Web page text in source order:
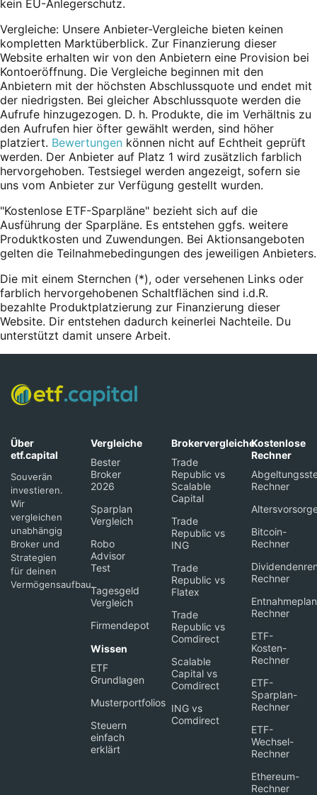
kein EU-Anlegerschutz.
Vergleiche: Unsere Anbieter-Vergleiche bieten keinen
kompletten Marktüberblick. Zur Finanzierung dieser
Website erhalten wir von den Anbietern eine Provision bei
Kontoeröffnung. Die Vergleiche beginnen mit den
Anbietern mit der höchsten Abschlussquote und endet mit
der niedrigsten. Bei gleicher Abschlussquote werden die
Aufrufe hinzugezogen. D. h. Produkte, die im Verhältnis zu
den Aufrufen hier öfter gewählt werden, sind höher
platziert. Bewertungen können nicht auf Echtheit geprüft
werden. Der Anbieter auf Platz 1 wird zusätzlich farblich
hervorgehoben. Testsiegel werden angezeigt, sofern sie
uns vom Anbieter zur Verfügung gestellt wurden.
"Kostenlose ETF-Sparpläne" bezieht sich auf die
Ausführung der Sparpläne. Es entstehen ggfs. weitere
Produktkosten und Zuwendungen. Bei Aktionsangeboten
gelten die Teilnahmebedingungen des jeweiligen Anbieters.
Die mit einem Sternchen (*), oder versehenen Links oder
farblich hervorgehobenen Schaltflächen sind i.d.R.
bezahlte Produktplatzierung zur Finanzierung dieser
Website. Dir entstehen dadurch keinerlei Nachteile. Du
unterstützt damit unsere Arbeit.
Über
etf.capital
Souverän
investieren.
Wir
vergleichen
unabhängig
Broker und
Strategien
für deinen
Vermögensaufbau.
Vergleiche
Bester
Broker
2026
Sparplan
Vergleich
Robo
Advisor
Test
Tagesgeld
Vergleich
Firmendepot
Wissen
ETF
Grundlagen
Musterportfolios
Steuern
einfach
erklärt
Brokervergleiche
Trade
Republic vs
Scalable
Capital
Trade
Republic vs
ING
Trade
Republic vs
Flatex
Trade
Republic vs
Comdirect
Scalable
Capital vs
Comdirect
ING vs
Comdirect
Kostenlose
Rechner
Rechner
Bitcoin-
Rechner
Rechner
Rechner
ETF-
Kosten-
Rechner
ETF-
Sparplan-
Rechner
ETF-
Wechsel-
Rechner
Ethereum-
Rechner